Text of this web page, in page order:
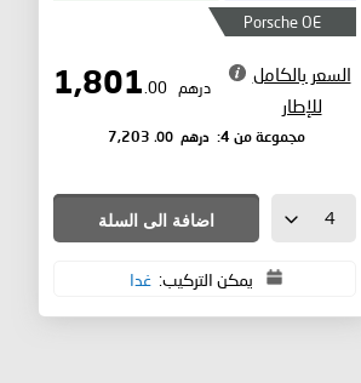
Porsche OE
السعر بالكامل
للإطار
درهم .00
مجموعة من 4: درهم .00
اضافة الى السلة
يمكن التركيب: غدا